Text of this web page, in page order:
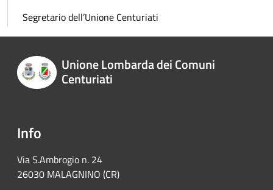
Segretario dell’Unione Centuriati
Unione Lombarda dei Comuni
Centuriati
Info
Via S.Ambrogio n. 24
26030 MALAGNINO (CR)